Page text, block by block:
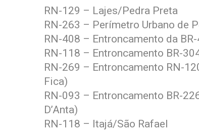
RN-129 – Lajes/Pedra Preta
RN-263 – Perímetro Urbano de
RN-408 – Entroncamento da
RN-118 – Entroncamento BR-
RN-269 – Entroncamento RN-
Fica)
RN-093 – Entroncamento BR-
D’Anta)
RN-118 – Itajá/São Rafael